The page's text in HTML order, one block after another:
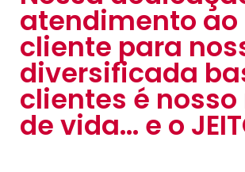
atendimento ao
cliente para
diversificada
clientes é
de vida... e o